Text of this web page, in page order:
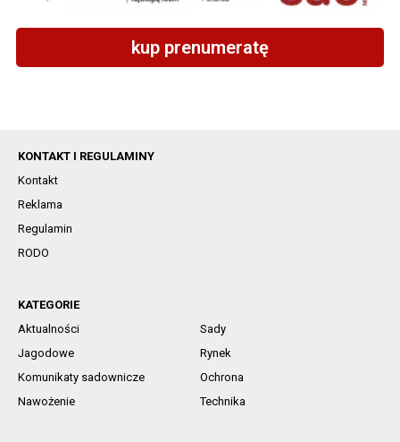
kup prenumeratę
KONTAKT I REGULAMINY
Kontakt
Reklama
Regulamin
RODO
KATEGORIE
Aktualności
Sady
Jagodowe
Rynek
Komunikaty sadownicze
Ochrona
Nawożenie
Technika